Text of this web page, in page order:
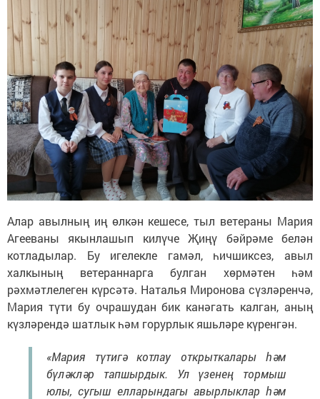
Алар авылның иң өлкән кешесе, тыл ветераны Мария
Агееваны якынлашып килүче Җиңү бәйрәме белән
котладылар. Бу игелекле гамәл, һичшиксез, авыл
халкының ветераннарга булган хөрмәтен һәм
рәхмәтлелеген күрсәтә. Наталья Миронова сүзләренчә,
Мария түти бу очрашудан бик канәгать калган, аның
күзләрендә шатлык һәм горурлык яшьләре күренгән.
«Мария түтигә котлау открыткалары һәм
бүләкләр тапшырдык. Ул үзенең тормыш
юлы, сугыш елларындагы авырлыклар һәм